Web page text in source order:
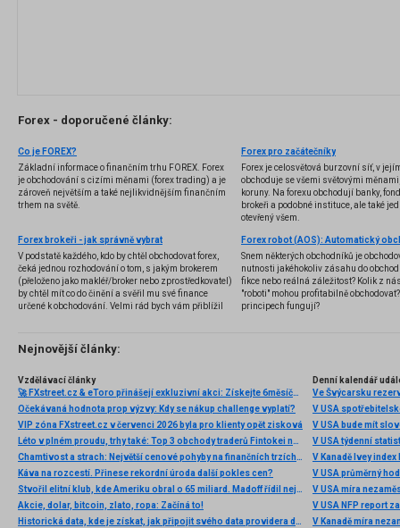
Forex - doporučené články:
Co je FOREX?
Základní informace o finančním trhu FOREX. Forex
je obchodování s cizími měnami (forex trading) a je
zároveň největším a také nejlikvidnějším finančním
trhem na světě.
Forex pro začátečníky
Forex je celosvětová burzovní síť, v
obchoduje se všemi světovými
koruny. Na forexu obchodují banky,
brokeři a podobné instituce, ale také
otevřený všem.
Forex brokeři - jak správně vybrat
V podstatě každého, kdo by chtěl obchodovat forex,
čeká jednou rozhodování o tom, s jakým brokerem
(přeloženo jako makléř/broker nebo zprostředkovatel)
by chtěl mít co do činění a svěřil mu své finance
určené k obchodování. Velmi rád bych vám přiblížil
několik příkladů nejznámějších z nich.
Snem některých obchodníků je
nutnosti jakéhokoliv zásahu do
fikce nebo reálná záležitost? Kolik z
"roboti" mohou profitabilně
principech fungují?
Nejnovější články:
Vzdělávací články
🚀 FXstreet.cz & eToro přinášejí exkluzivní akci: Získejte 6měsíční členství ve VIP zóně ZDARMA
Očekávaná hodnota prop výzvy: Kdy se nákup challenge vyplatí?
VIP zóna FXstreet.cz v červenci 2026 byla pro klienty opět zisková
Léto v plném proudu, trhy také: Top 3 obchody traderů Fintokei na indexech a zlatě
Chamtivost a strach: Největší cenové pohyby na finančních trzích (červenec 2026)
Káva na rozcestí. Přinese rekordní úroda další pokles cen?
Stvořil elitní klub, kde Ameriku obral o 65 miliard. Madoff řídil největší Ponzi dějin
Akcie, dolar, bitcoin, zlato, ropa: Začíná to!
Historická data, kde je získat, jak připojit svého data providera do MultiCharts a proč je budeme potřebovat? (4. díl)
Denní kalendář
Ve Švýcarsku
V USA
V USA bude mít
V USA týdenní
V Kanadě Ivey index
V USA průměrný
V USA míra
V USA NFP report
V Kanadě míra